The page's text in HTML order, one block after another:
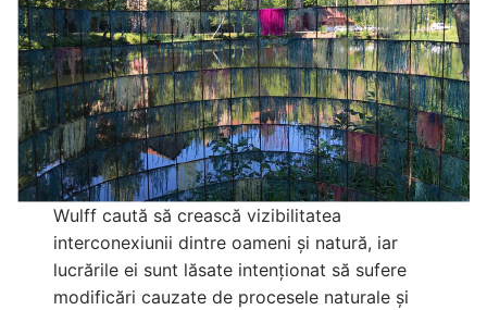
Wulff caută să crească vizibilitatea
interconexiunii dintre oameni și natură, iar
lucrările ei sunt lăsate intenționat să sufere
modificări cauzate de procesele naturale și